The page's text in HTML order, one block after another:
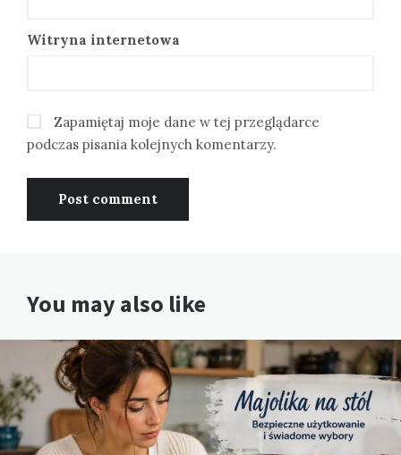
Witryna internetowa
Zapamiętaj moje dane w tej przeglądarce
podczas pisania kolejnych komentarzy.
You may also like